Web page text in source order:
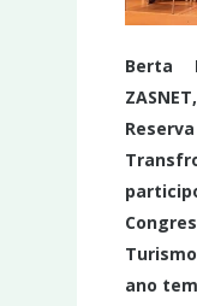
Berta
ano